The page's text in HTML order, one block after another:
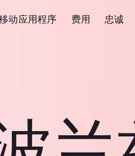
动应用程序 费用 忠诚